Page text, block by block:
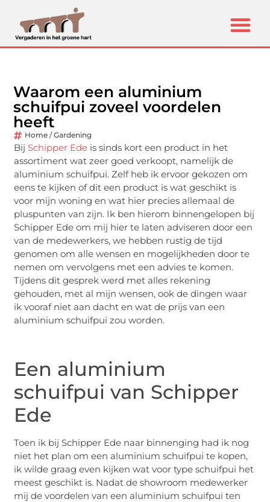
Waarom een aluminium
schuifpui zoveel voordelen
heeft
Home / Gardening
Bij Schipper Ede is sinds kort een product in het
assortiment wat zeer goed verkoopt, namelijk de
aluminium schuifpui. Zelf heb ik ervoor gekozen om
eens te kijken of dit een product is wat geschikt is
voor mijn woning en wat hier precies allemaal de
pluspunten van zijn. Ik ben hierom binnengelopen bij
Schipper Ede om mij hier te laten adviseren door een
van de medewerkers, we hebben rustig de tijd
genomen om alle wensen en mogelijkheden door te
nemen om vervolgens met een advies te komen.
Tijdens dit gesprek werd met alles rekening
gehouden, met al mijn wensen, ook de dingen waar
ik vooraf niet aan dacht en wat de prijs van een
aluminium schuifpui zou worden.
Een aluminium
schuifpui van Schipper
Ede
Toen ik bij Schipper Ede naar binnenging had ik nog
niet het plan om een aluminium schuifpui te kopen,
ik wilde graag even kijken wat voor type schuifpui het
meest geschikt is. Nadat de showroom medewerker
mij de voordelen van een aluminium schuifpui ten